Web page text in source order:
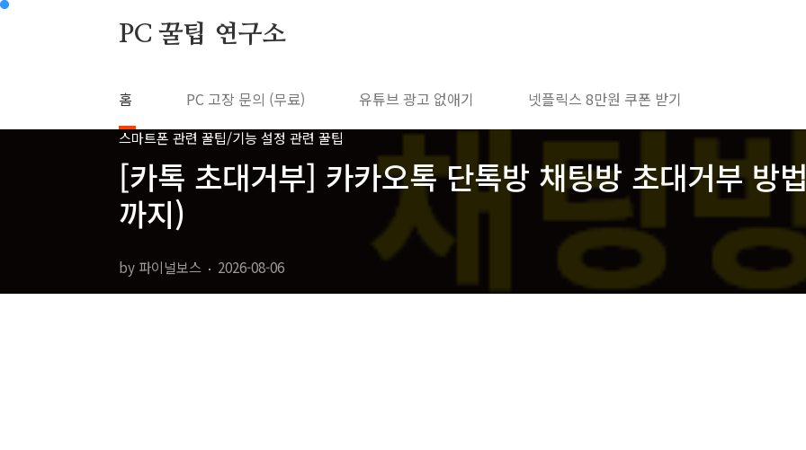
본문 바로가기
PC 꿀팁 연구소
홈 PC 고장 문의 (무료) 유튜브 광고 없애기 넷플릭스 8만원 쿠폰 받기
스마트폰 관련 꿀팁/기능 설정 관련 꿀팁
[카톡 초대거부] 카카오톡 단톡방 채팅방 초대거부 방
까지)
by 파이널보스 2026-08-06